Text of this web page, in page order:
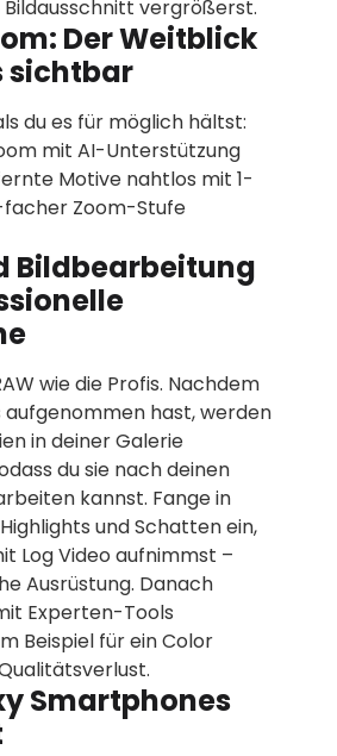
Bildausschnitt vergrößerst.
Der Weitblick
sichtbar
du es für möglich hältst:
mit AI-Unterstützung
Motive nahtlos mit 1-
facher Zoom-Stufe
Bildbearbeitung
wie die Profis. Nachdem
aufgenommen hast, werden
in deiner Galerie
du sie nach deinen
kannst. Fange in
und Schatten ein,
Log Video aufnimmst –
Ausrüstung. Danach
Experten-Tools
Beispiel für ein Color
Smartphones